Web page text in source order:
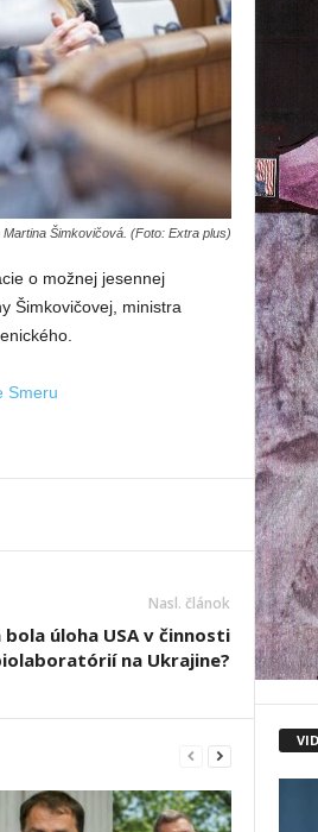
Martina Šimkovičová. (Foto: Extra plus)
o možnej jesennej
Šimkovičovej, ministra
Smeru
Nasl. článok
bola úloha USA v činnosti
na Ukrajine?